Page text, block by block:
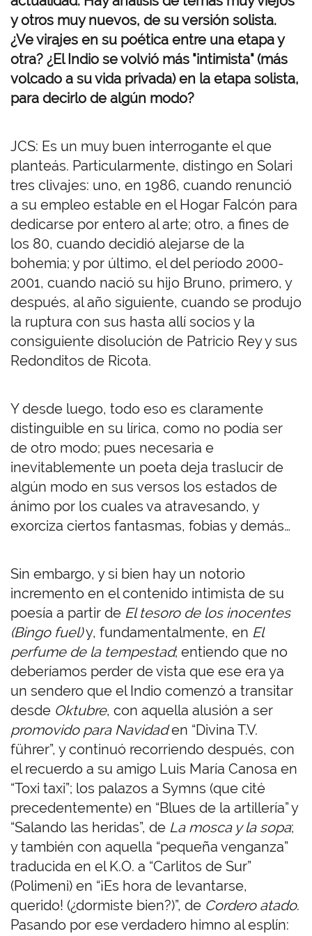
y otros muy nuevos, de su versión solista.
¿Ve virajes en su poética entre una etapa y
otra? ¿El Indio se volvió más "intimista" (más
volcado a su vida privada) en la etapa solista,
para decirlo de algún modo?
JCS: Es un muy buen interrogante el que
planteás. Particularmente, distingo en Solari
tres clivajes: uno, en 1986, cuando renunció
a su empleo estable en el Hogar Falcón para
dedicarse por entero al arte; otro, a fines de
los 80, cuando decidió alejarse de la
bohemia; y por último, el del período 2000-
2001, cuando nació su hijo Bruno, primero, y
después, al año siguiente, cuando se produjo
la ruptura con sus hasta allí socios y la
consiguiente disolución de Patricio Rey y sus
Redonditos de Ricota.
Y desde luego, todo eso es claramente
distinguible en su lírica, como no podía ser
de otro modo; pues necesaria e
inevitablemente un poeta deja traslucir de
algún modo en sus versos los estados de
ánimo por los cuales va atravesando, y
exorciza ciertos fantasmas, fobias y demás…
Sin embargo, y si bien hay un notorio
incremento en el contenido intimista de su
poesía a partir de El tesoro de los inocentes
(Bingo fuel)y, fundamentalmente, en El
perfume de la tempestad; entiendo que no
deberíamos perder de vista que ese era ya
un sendero que el Indio comenzó a transitar
desde Oktubre, con aquella alusión a ser
promovido para Navidaden “Divina T.V.
führer”, y continuó recorriendo después, con
el recuerdo a su amigo Luis María Canosa en
“Toxi taxi”; los palazos a Symns (que cité
precedentemente) en “Blues de la artillería” y
“Salando las heridas”, de La mosca y la sopa;
y también con aquella “pequeña venganza”
traducida en el K.O. a “Carlitos de Sur”
(Polimeni) en “¡Es hora de levantarse,
querido! (¿dormiste bien?)”, de Cordero atado.
Pasando por ese verdadero himno al esplín: